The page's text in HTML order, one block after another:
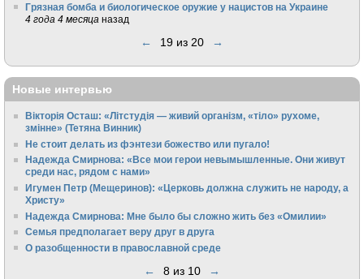
Грязная бомба и биологическое оружие у нацистов на Украине
4 года 4 месяца назад
← 19 из 20 →
Новые интервью
Вікторія Осташ: «Літстудія — живий організм, «тіло» рухоме,
змінне» (Тетяна Винник)
Не стоит делать из фэнтези божество или пугало!
Надежда Смирнова: «Все мои герои невымышленные. Они живут
среди нас, рядом с нами»
Игумен Петр (Мещеринов): «Церковь должна служить не народу, а
Христу»
Надежда Смирнова: Мне было бы сложно жить без «Омилии»
Семья предполагает веру друг в друга
О разобщенности в православной среде
← 8 из 10 →